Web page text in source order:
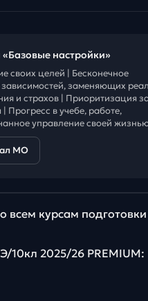
настройки»
своих целей | Бесконечное
зависимостей, заменяющих
и страхов | Приоритизация
Прогресс в учебе, работе,
управление своей
МО
всем курсам
10кл 2025/26 PREMIUM: